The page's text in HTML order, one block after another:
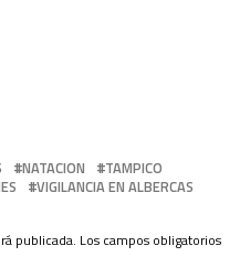
NATACION
TAMPICO
VIGILANCIA EN ALBERCAS
publicada. Los campos obligatorios